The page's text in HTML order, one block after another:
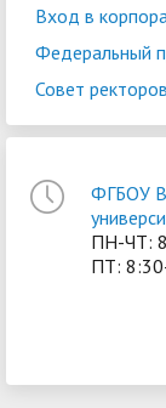
Вход в
Федеральный
Совет ректоров
ФГБОУ
ПН-ЧТ:
ПТ: